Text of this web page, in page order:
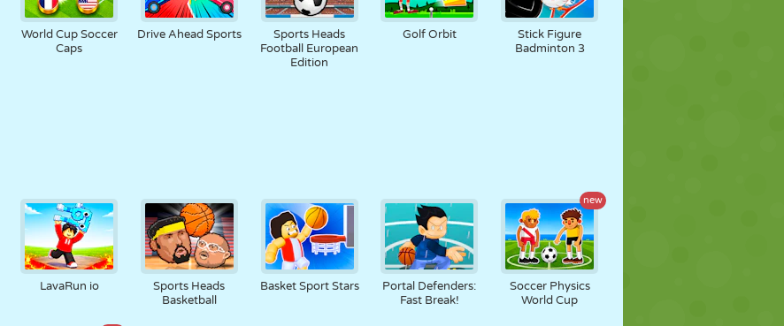
World Cup Soccer
Caps
Drive Ahead Sports
Sports Heads
Football European
Edition
Golf Orbit
Stick Figure
Badminton 3
LavaRun io
Sports Heads
Basketball
Basket Sport Stars
Portal Defenders:
Fast Break!
new
Soccer Physics
World Cup